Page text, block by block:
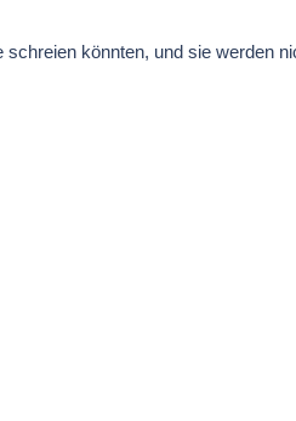
könnten, und sie werden